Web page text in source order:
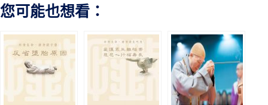
您可能也想看：